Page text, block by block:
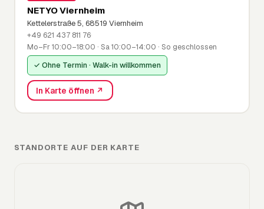
NETYO Viernheim
Kettelerstraße 5, 68519 Viernheim
+49 621 437 811 76·
Mo–Fr 10:00–18:00 · Sa 10:00–14:00 · So geschlossen
✓ Ohne Termin · Walk-in willkommen
In Karte öffnen ↗
STANDORTE AUF DER KARTE